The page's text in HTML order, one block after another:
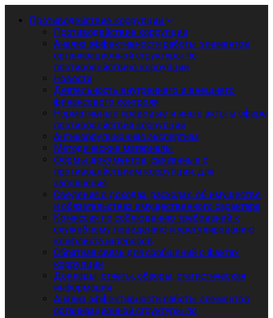
Противодействие коррупции
Противодействие коррупции
Анализ эффективности работы элементов
организационной структуры по
противодействию коррупции
Новости
Деятельность внутреннего и внешнего
финансового контроля
Нормативные правовые и иные акты в сфере
противодействия коррупции
Антикоррупционная экспертиза
Методические материалы
Формы документов, связанные с
противодействием коррупции, для
заполнения
Сведения о доходах, расходах, об имуществе
и обязательствах имущественного характера
Комиссия по соблюдению требований к
служебному поведению и урегулированию
конфликта интересов
Обратная связь для сообщений о фактах
коррупции
Доклады, отчеты, обзоры, статистическая
информация
Анализ эффективности работы элементов
организационной структуры по